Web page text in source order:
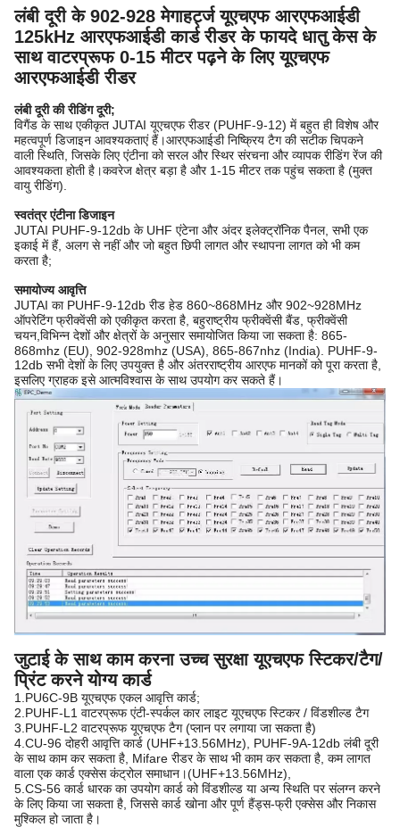
लंबी दूरी के 902-928 मेगाहर्ट्ज यूएचएफ आरएफआईडी
125kHz आरएफआईडी कार्ड रीडर के फायदे धातु केस के
साथ वाटरप्रूफ 0-15 मीटर पढ़ने के लिए यूएचएफ
आरएफआईडी रीडर
लंबी दूरी की रीडिंग दूरी;
विगैंड के साथ एकीकृत JUTAI यूएचएफ रीडर (PUHF-9-12) में बहुत ही विशेष और
महत्वपूर्ण डिजाइन आवश्यकताएं हैं।आरएफआईडी निष्क्रिय टैग की सटीक चिपकने
वाली स्थिति, जिसके लिए एंटीना को सरल और स्थिर संरचना और व्यापक रीडिंग रेंज की
आवश्यकता होती है।कवरेज क्षेत्र बड़ा है और 1-15 मीटर तक पहुंच सकता है (मुक्त
वायु रीडिंग).
स्वतंत्र एंटीना डिजाइन
JUTAI PUHF-9-12db के UHF एंटेना और अंदर इलेक्ट्रॉनिक पैनल, सभी एक
इकाई में हैं, अलग से नहीं और जो बहुत छिपी लागत और स्थापना लागत को भी कम
करता है;
समायोज्य आवृत्ति
JUTAI का PUHF-9-12db रीड हेड 860~868MHz और 902~928MHz
ऑपरेटिंग फ्रीक्वेंसी को एकीकृत करता है, बहुराष्ट्रीय फ्रीक्वेंसी बैंड, फ्रीक्वेंसी
चयन,विभिन्न देशों और क्षेत्रों के अनुसार समायोजित किया जा सकता है: 865-
868mhz (EU), 902-928mhz (USA), 865-867nhz (India). PUHF-9-
12db सभी देशों के लिए उपयुक्त है और अंतरराष्ट्रीय आरएफ मानकों को पूरा करता है,
इसलिए ग्राहक इसे आत्मविश्वास के साथ उपयोग कर सकते हैं।
जुटाई के साथ काम करना उच्च सुरक्षा यूएचएफ स्टिकर/टैग/
प्रिंट करने योग्य कार्ड
1.PU6C-9B यूएचएफ एकल आवृत्ति कार्ड;
2.PUHF-L1 वाटरप्रूफ एंटी-स्पर्कल कार लाइट यूएचएफ स्टिकर / विंडशील्ड टैग
3.PUHF-L2 वाटरप्रूफ यूएचएफ टैग (प्लान पर लगाया जा सकता है)
4.CU-96 दोहरी आवृत्ति कार्ड (UHF+13.56MHz), PUHF-9A-12db लंबी दूरी
के साथ काम कर सकता है, Mifare रीडर के साथ भी काम कर सकता है, कम लागत
वाला एक कार्ड एक्सेस कंट्रोल समाधान।(UHF+13.56MHz),
5.CS-56 कार्ड धारक का उपयोग कार्ड को विंडशील्ड या अन्य स्थिति पर संलग्न करने
के लिए किया जा सकता है, जिससे कार्ड खोना और पूर्ण हैंड्स-फ्री एक्सेस और निकास
मुश्किल हो जाता है।